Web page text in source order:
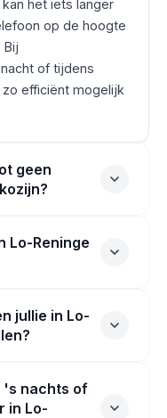
het iets langer
op de hoogte
Bij
of tijdens
efficiënt mogelijk
geen
Lo-Reninge
jullie in Lo-
's nachts of
in Lo-